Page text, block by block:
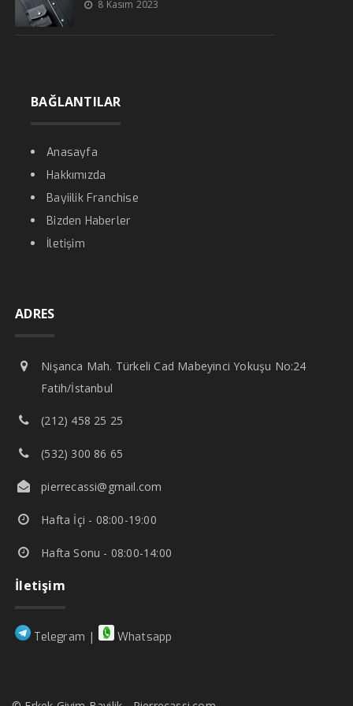
8 Kasım 2023
BAĞLANTILAR
Anasayfa
Hakkımızda
Bayiilik Franchise
Bizden Haberler
İletişim
ADRES
Nişanca Mah. Türkeli Cad Mabeyinci Yokuşu No:24
Fatih/İstanbul
(212) 458 25 25
(532) 300 86 65
pierrecassi@gmail.com
Hafta İçi - 08:00-19:00
Hafta Sonu - 08:00-14:00
İletişim
Telegram | Whatsapp